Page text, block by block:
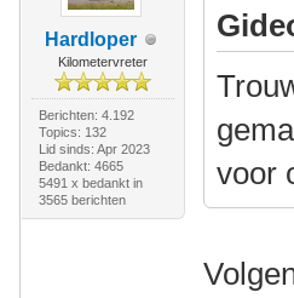
Hardloper
Kilometervreter
Berichten: 4.192
Topics: 132
Lid sinds: Apr 2023
Bedankt: 4665
5491 x bedankt in
3565 berichten
voor